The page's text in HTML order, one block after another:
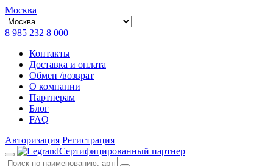
Москва
8 985 232 8 000
Контакты
Доставка и оплата
Обмен /возврат
О компании
Партнерам
Блог
FAQ
Авторизация Регистрация
Сертифицированный партнер